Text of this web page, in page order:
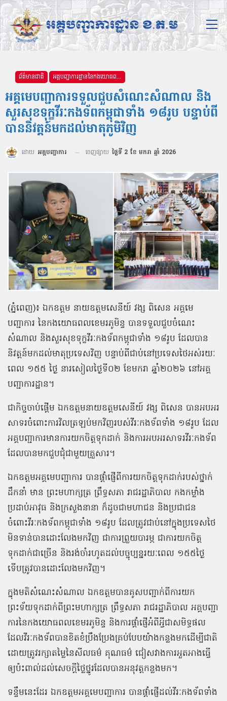
ព័ត៌មានជាតិ អគ្គបញ្ជាការដ្ឋាននៃកងយោធពលខេមរភូមិន្ទ
អគ្គមេបញ្ជាការទទួលជួបសំណេះសំណាល និង
សួរសុខទុក្ខវីរៈកងទ័ពកម្ពុជាទាំង ១៨រូប បន្ទាប់ពី
បាននិវត្តន៍មកដល់មាតុភូមិវិញ
ដោយ អគ្គបញ្ជាការ ចេញផ្សាយ ថ្ងៃទី 2 ខែ មករា ឆ្នាំ 2026
(ភ្នំពេញ)៖ ឯកឧត្តម នាយឧត្តមសេនីយ៍ វង្ស ពិសេន អគ្គមេ
បញ្ជាការ នៃកងយោធពលខេមរភូមិន្ទ បានទទួលជួបចំណេះ
សំណាល និងសួរសុខទុក្ខវីរៈកងទ័ពកម្ពុជាទាំង ១៨រូប ដែលបាន
និវត្តន៍មកដល់មាតុប្រទេសវិញ បន្ទាប់ពីជាប់នៅប្រទេសថៃអស់រយៈ
ពេល ១៥៥ ថ្ងៃ នារសៀលថ្ងៃទី០២ ខែមករា ឆ្នាំ២០២៦ នៅអគ្គ
បញ្ជាការដ្ឋាន។
ជាកិច្ចចាប់ផ្ដើម ឯកឧត្តមនាយឧត្តមសេនីយ៍ វង្ស ពិសេន បានអបអរ
សាទរចំពោះការវិលត្រឡប់មកវិញរបស់វីរៈកងទ័ពទាំង ១៨រូប ដែល
អគ្គបញ្ជាការមានការយកចិត្តទុកដាក់ និងការអបអរសាទរវីរៈកងទ័ព
ដែលបានមកជួបជុំជាមួយគ្រួសារ។
ឯកឧត្តមអគ្គមេបញ្ជាការ បានផ្ដាំផ្ញើពីការយកចិត្តទុកដាក់របស់ថ្នាក់
ដឹកនាំ មាន ព្រះមហាក្សត្រ ព្រឹទ្ធសភា រាជរដ្ឋាភិបាល កងកម្លាំង
ប្រដាប់អាវុធ និងក្រសួងនានា ក៏ដូចជាមហាជន និងប្រជាជន
ចំពោះវីរៈកងទ័ពកម្ពុជាទាំង ១៨រូប ដែលត្រូវជាប់នៅក្នុងប្រទេសថៃ
មិនទាន់បានដោះលែងមកវិញ ជាការព្រួយបារម្ភ ជាការយកចិត្ត
ទុកដាក់ជាច្រើន និងរង់ចាំរហូតដល់បច្ចុប្បន្នរយៈពេល ១៥៥ថ្ងៃ
ទើបត្រូវបានដោះលែងមកវិញ។
ក្នុងមតិសំណេះសំណាល ឯកឧត្តមបានគូសបញ្ជាក់ពីការយក
ព្រះទ័យទុកដាក់ពីព្រះមហាក្សត្រ ព្រឹទ្ធសភា រាជរដ្ឋាភិបាល អគ្គបញ្ជា
ការនៃកងយោធពលខេមរភូមិន្ទ និងការផ្ដាំផ្ញើអំពីអ្វីជាសមិទ្ធផល
ដែលវីរៈកងទ័ពបានខិតខំប្រឹងប្រែងគ្រប់បែបយ៉ាងកន្លងមកដើម្បីជាតិ
ដោយត្រូវរក្សាតម្លៃនៃសីលធម៌ គុណធម៌ ជៀសវាងការអួតអាងធ្វើ
ឲ្យប៉ះពាល់ដល់សេចក្តីថ្លៃថ្នូរដែលបានអនុវត្តកន្លងមក។
ទន្ទឹមនេះដែរ ឯកឧត្តមអគ្គមេបញ្ជាការ បានផ្ដាំផ្ញើដល់វីរៈកងទ័ពទាំង